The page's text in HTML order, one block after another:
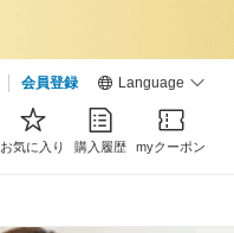
会員登録 Language
お気に入り 購入履歴 myクーポン